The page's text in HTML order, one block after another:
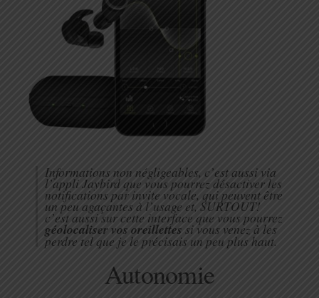
Informations non négligeables, c’est aussi via
l’appli Jaybird que vous pourrez désactiver les
notifications par invite vocale, qui peuvent être
un peu agaçantes à l’usage et, SURTOUT!
c’est aussi sur cette interface que vous pourrez
géolocaliser vos oreillettes si vous venez à les
perdre tel que je le précisais un peu plus haut.
Autonomie